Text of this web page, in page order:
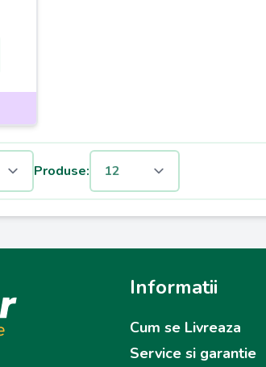
Produse:
Informatii
Cum se Livreaza
Service si garantie